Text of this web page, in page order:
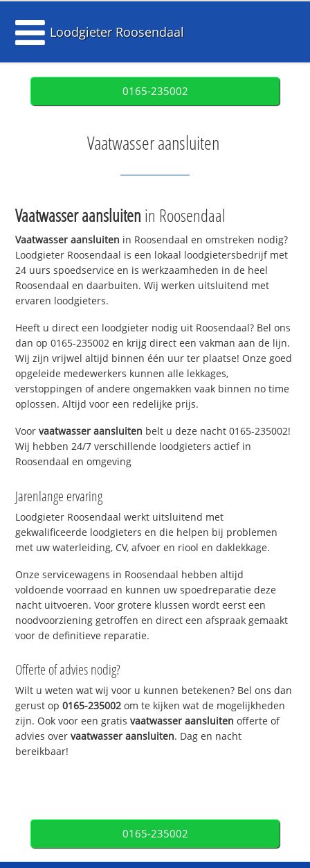
Loodgieter Roosendaal
0165-235002
Vaatwasser aansluiten
Vaatwasser aansluiten in Roosendaal
Vaatwasser aansluiten in Roosendaal en omstreken nodig?
Loodgieter Roosendaal is een lokaal loodgietersbedrijf met
24 uurs spoedservice en is werkzaamheden in de heel
Roosendaal en daarbuiten. Wij werken uitsluitend met
ervaren loodgieters.
Heeft u direct een loodgieter nodig uit Roosendaal? Bel ons
dan op 0165-235002 en krijg direct een vakman aan de lijn.
Wij zijn vrijwel altijd binnen één uur ter plaatse! Onze goed
opgeleide medewerkers kunnen alle lekkages,
verstoppingen of andere ongemakken vaak binnen no time
oplossen. Altijd voor een redelijke prijs.
Voorvaatwasser aansluiten belt u deze nacht 0165-235002!
Wij hebben 24/7 verschillende loodgieters actief in
Roosendaal en omgeving
Jarenlange ervaring
Loodgieter Roosendaal werkt uitsluitend met
gekwalificeerde loodgieters en die helpen bij problemen
met uw waterleiding, CV, afvoer en riool en daklekkage.
Onze servicewagens in Roosendaal hebben altijd
voldoende voorraad en kunnen uw spoedreparatie deze
nacht uitvoeren. Voor grotere klussen wordt eerst een
noodvoorziening getroffen en direct een afspraak gemaakt
voor de definitieve reparatie.
Offerte of advies nodig?
Wilt u weten wat wij voor u kunnen betekenen? Bel ons dan
gerust op0165-235002 om te kijken wat de mogelijkheden
zijn. Ook voor een gratisvaatwasser aansluiten offerte of
advies overvaatwasser aansluiten. Dag en nacht
bereikbaar!
0165-235002